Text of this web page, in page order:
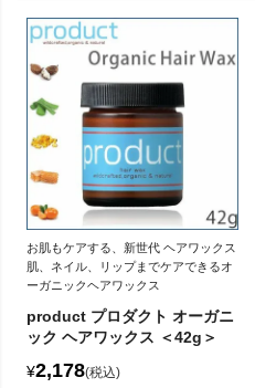
お肌もケアする、新世代 ヘアワックス
肌、ネイル、リップまでケアできるオ
ーガニックヘアワックス
product プロダクト オーガニ
ック ヘアワックス ＜42g＞
¥2,178 税込